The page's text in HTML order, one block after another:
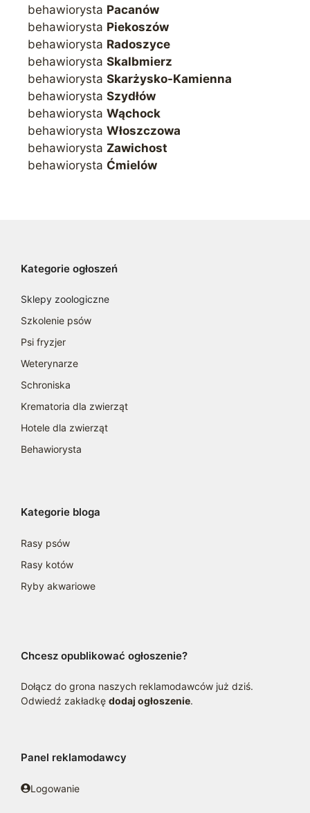
behawiorysta Pacanów
behawiorysta Piekoszów
behawiorysta Radoszyce
behawiorysta Skalbmierz
behawiorysta Skarżysko-Kamienna
behawiorysta Szydłów
behawiorysta Wąchock
behawiorysta Włoszczowa
behawiorysta Zawichost
behawiorysta Ćmielów
Kategorie ogłoszeń
Sklepy zoologiczne
Szkolenie psów
Psi fryzjer
Weterynarze
Schroniska
Krematoria dla zwierząt
Hotele dla zwierząt
Behawiorysta
Kategorie bloga
Rasy psów
Rasy kotów
Ryby akwariowe
Chcesz opublikować ogłoszenie?
Dołącz do grona naszych reklamodawców już dziś.
Odwiedź zakładkę dodaj ogłoszenie.
Panel reklamodawcy
Logowanie